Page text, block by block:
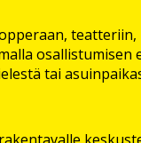
osallistumisen
tai